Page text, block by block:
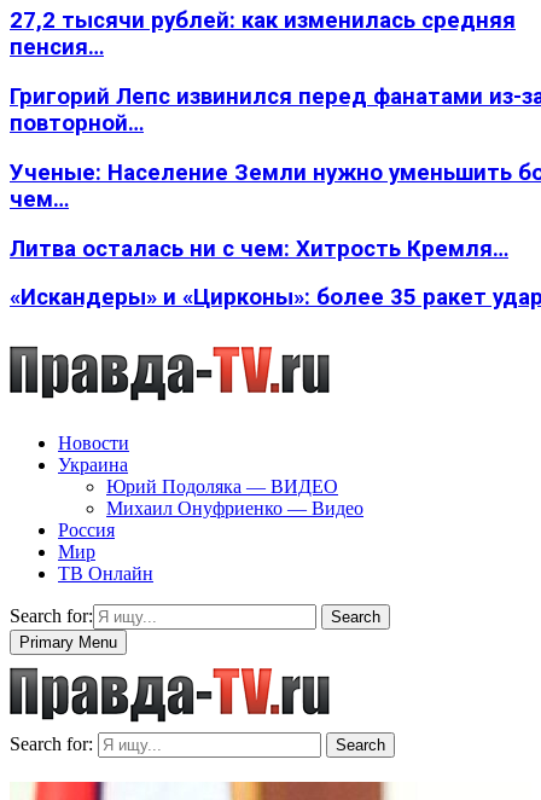
27,2 тысячи рублей: как изменилась средняя
пенсия…
Григорий Лепс извинился перед фанатами из-
повторной…
Ученые: Население Земли нужно уменьшить
чем…
Литва осталась ни с чем: Хитрость Кремля…
«Искандеры» и «Цирконы»: более 35 ракет
Новости
Украина
Юрий Подоляка — ВИДЕО
Михаил Онуфриенко — Видео
Россия
Мир
ТВ Онлайн
Search for:
Search
Primary Menu
Search for: Search